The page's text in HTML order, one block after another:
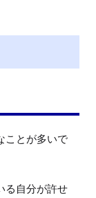
ことが多いで
る自分が許せ